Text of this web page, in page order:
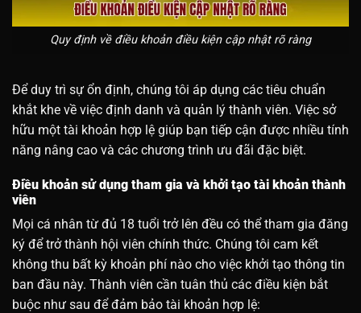
Quy định về điều khoản điều kiện cập nhật rõ ràng
Để duy trì sự ổn định, chúng tôi áp dụng các tiêu chuẩn
khắt khe về việc định danh và quản lý thành viên. Việc sở
hữu một tài khoản hợp lệ giúp bạn tiếp cận được nhiều tính
năng nâng cao và các chương trình ưu đãi đặc biệt.
Điều khoản sử dụng tham gia và khởi tạo tài khoản thành
viên
Mọi cá nhân từ đủ 18 tuổi trở lên đều có thể tham gia đăng
ký để trở thành hội viên chính thức. Chúng tôi cam kết
không thu bất kỳ khoản phí nào cho việc khởi tạo thông tin
ban đầu này. Thành viên cần tuân thủ các điều kiện bắt
buộc như sau để đảm bảo tài khoản hợp lệ: